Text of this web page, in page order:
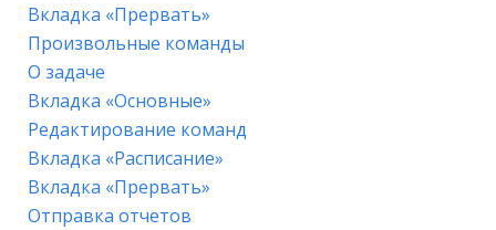
Вкладка «Прервать»
Произвольные команды
О задаче
Вкладка «Основные»
Редактирование команд
Вкладка «Расписание»
Вкладка «Прервать»
Отправка отчетов